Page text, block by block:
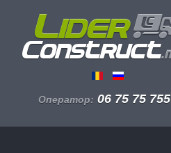
Оператор: 06 75 75 755